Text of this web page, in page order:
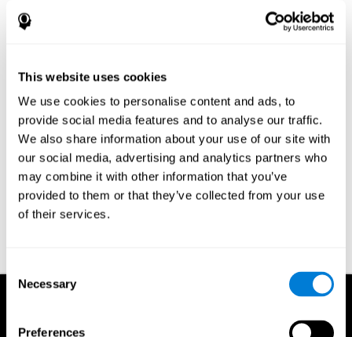
This website uses cookies
We use cookies to personalise content and ads, to
provide social media features and to analyse our traffic.
We also share information about your use of our site with
our social media, advertising and analytics partners who
may combine it with other information that you’ve
provided to them or that they’ve collected from your use
of their services.
Selection
Necessary
Preferences
Voyagez vers une destination nouvelle et inconnue
Apprenez à jouer un instrument de musique.
Essayez d'utiliser votre main non dominante pour manger ou
pour écrire.
Faîtes votre entraînement CogniFit et ses jeux pour la
mémoire.
Faîtes votre
exercice mental
, jouez aux échecs ou au bridge.
Apprenez un mot nouveau tous les jours.